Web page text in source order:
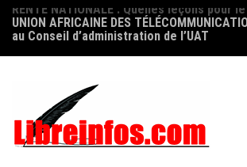
Skip
content
UNION AFRICAINE DES
au Conseil d’administration de l’UAT